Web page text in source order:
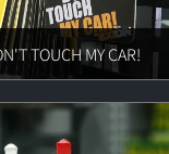
!DON'T TOUCH MY CAR